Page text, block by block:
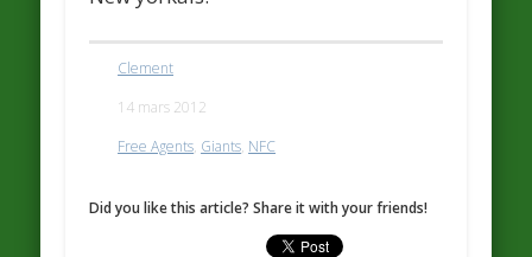
Clement
14 mars 2012
Free Agents, Giants, NFC
Did you like this article? Share it with your friends!